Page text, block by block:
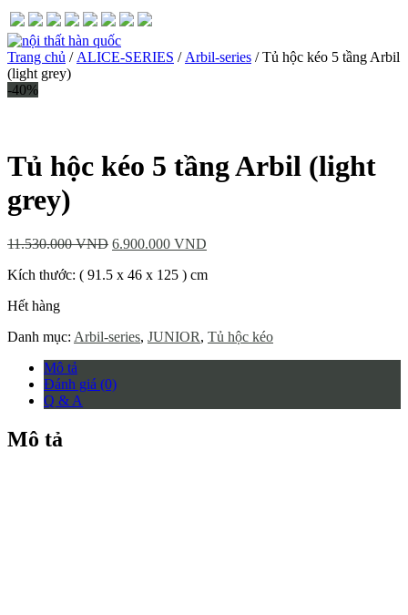
Trang chủ / ALICE-SERIES / Arbil-series / Tủ hộc kéo 5 tầng Arbil
(light grey)
-40%
Tủ hộc kéo 5 tầng Arbil (light
grey)
11.530.000VND 6.900.000 VND
Kích thước: ( 91.5 x 46 x 125 ) cm
Hết hàng
Danh mục: Arbil-series, JUNIOR, Tủ hộc kéo
Mô tả
Đánh giá (0)
Q & A
Mô tả